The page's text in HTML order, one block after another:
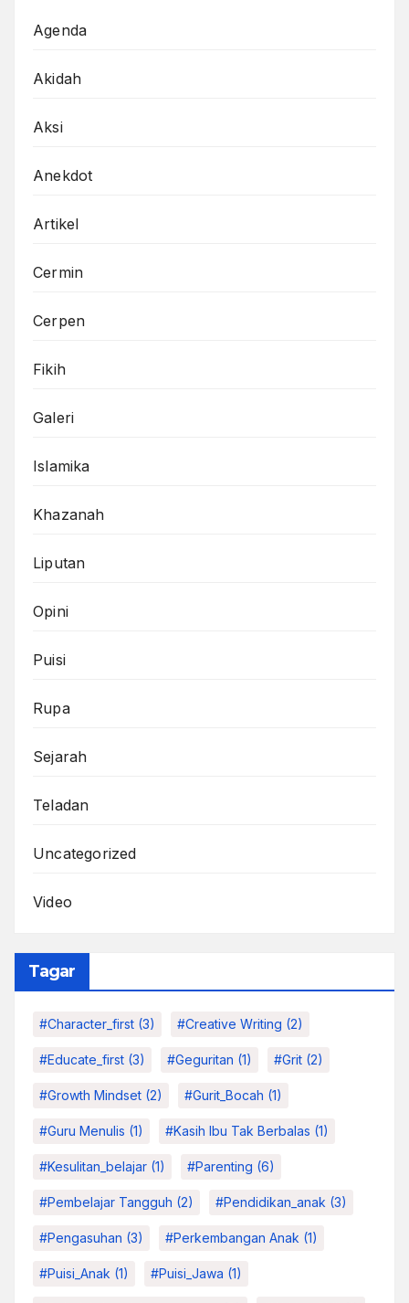
Agenda
Akidah
Aksi
Anekdot
Artikel
Cermin
Cerpen
Fikih
Galeri
Islamika
Khazanah
Liputan
Opini
Puisi
Rupa
Sejarah
Teladan
Uncategorized
Video
Tagar
#character_first (3) #Creative Writing (2)
#educate_first (3) #Geguritan (1) #grit (2)
#growth Mindset (2) #Gurit_Bocah (1)
#Guru Menulis (1) #kasih Ibu Tak Berbalas (1)
#kesulitan_belajar (1) #parenting (6)
#pembelajar Tangguh (2) #pendidikan_anak (3)
#pengasuhan (3) #Perkembangan Anak (1)
#Puisi_Anak (1) #Puisi_Jawa (1)